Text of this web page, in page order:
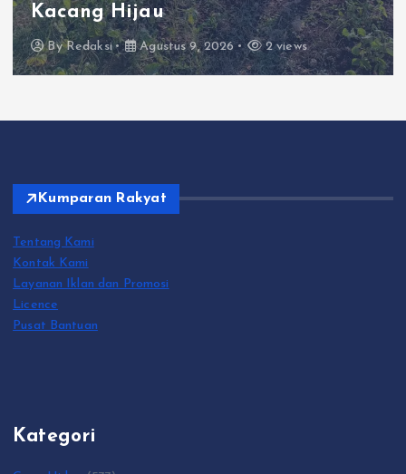
Kacang Hijau
ByRedaksi Agustus 9, 2026 2 views
Kumparan Rakyat
Tentang Kami
Kontak Kami
Layanan Iklan dan Promosi
Licence
Pusat Bantuan
Kategori